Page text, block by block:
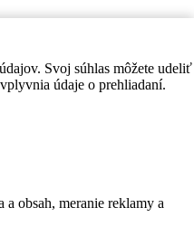
Svoj súhlas môžete udeliť
údaje o prehliadaní.
obsah, meranie reklamy a